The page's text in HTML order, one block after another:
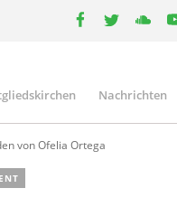
Nachrichten
von Ofelia Ortega